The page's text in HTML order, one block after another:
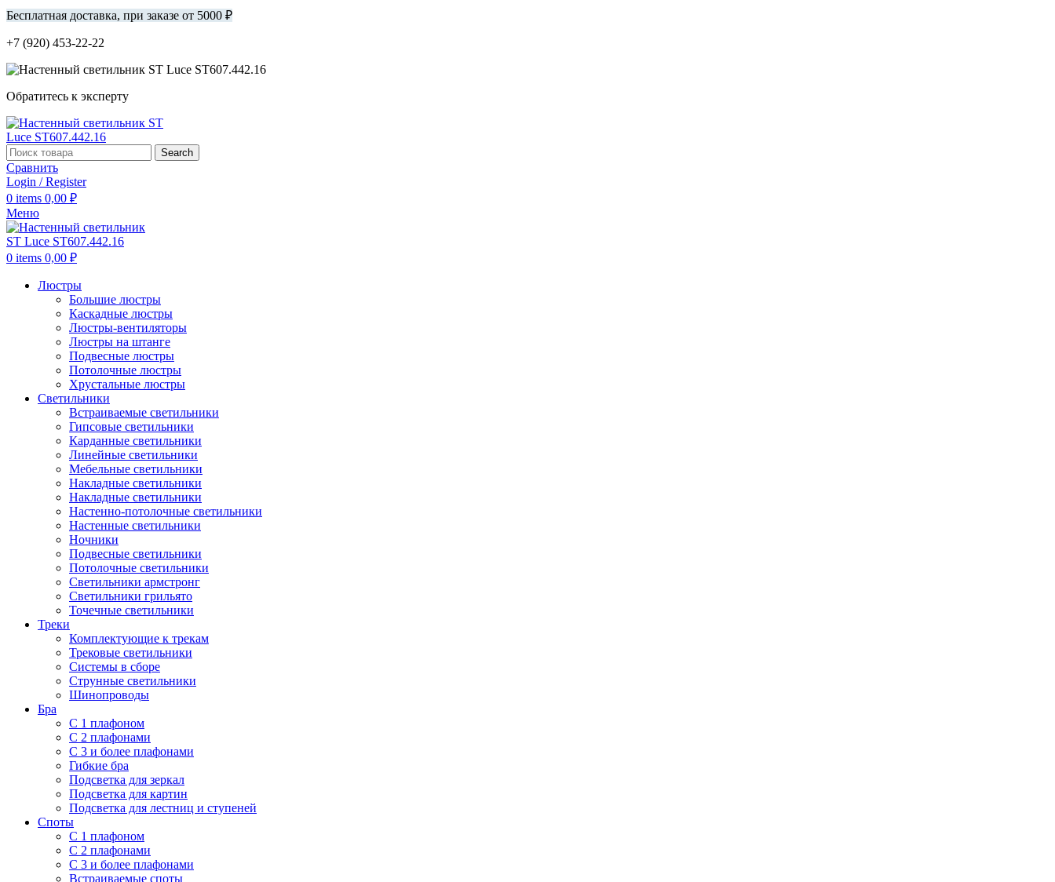
Бесплатная доставка, при заказе от 5000 ₽
+7 (920) 453-22-22
Обратитесь к эксперту
Search
Сравнить
Login / Register
0 items 0,00 ₽
Меню
0 items 0,00 ₽
Люстры
Большие люстры
Каскадные люстры
Люстры-вентиляторы
Люстры на штанге
Подвесные люстры
Потолочные люстры
Хрустальные люстры
Светильники
Встраиваемые светильники
Гипсовые светильники
Карданные светильники
Линейные светильники
Мебельные светильники
Накладные светильники
Накладные светильники
Настенно-потолочные светильники
Настенные светильники
Ночники
Подвесные светильники
Потолочные светильники
Светильники армстронг
Светильники грильято
Точечные светильники
Треки
Комплектующие к трекам
Трековые светильники
Системы в сборе
Струнные светильники
Шинопроводы
Бра
С 1 плафоном
С 2 плафонами
С 3 и более плафонами
Гибкие бра
Подсветка для зеркал
Подсветка для картин
Подсветка для лестниц и ступеней
Споты
С 1 плафоном
С 2 плафонами
С 3 и более плафонами
Встраиваемые споты